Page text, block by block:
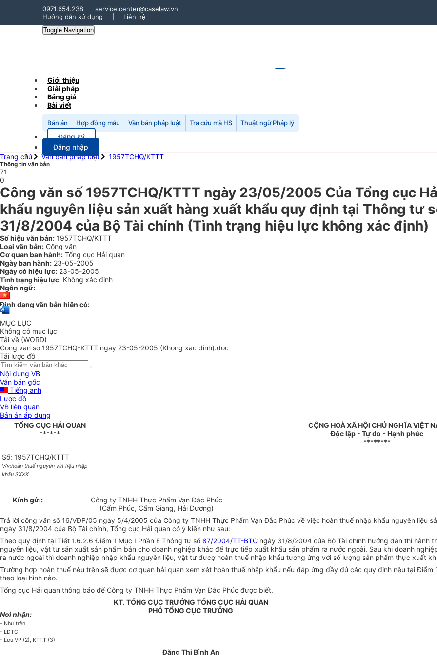
0971.654.238
service.center@caselaw.vn
Hướng dẫn sử dụng
Liên hệ
Toggle Navigation
Giới thiệu
Giải pháp
Bảng giá
Bài viết
Bản án Hợp đồng mẫu Văn bản pháp luật Tra cứu mã HS Thuật ngữ Pháp lý
Đăng ký
Đăng nhập
Trang chủ
Văn bản pháp luật 1957TCHQ/KTTT
Thông tin văn bản
71
0
Công văn số 1957TCHQ/KTTT ngày 23/05/2005 Của Tổng cục
khẩu nguyên liệu sản xuất hàng xuất khẩu quy định tại Thông tư
31/8/2004 của Bộ Tài chính (Tình trạng hiệu lực không xác định)
Số hiệu văn bản: 1957TCHQ/KTTT
Loại văn bản: Công văn
Cơ quan ban hành: Tổng cục Hải quan
Ngày ban hành: 23-05-2005
Ngày có hiệu lực: 23-05-2005
Tình trạng hiệu lực: Không xác định
Ngôn ngữ:
Định dạng văn bản hiện có:
MỤC LỤC
Không có mục lục
Tải về (WORD)
Cong van so 1957TCHQ-KTTT ngay 23-05-2005 (Khong xac dinh).doc
Tải lược đồ
Nội dung VB
Văn bản gốc
Tiếng anh
Lược đồ
VB liên quan
Bản án áp dụng
TỔNG CỤC HẢI QUAN
******
CỘNG HOÀ XÃ HỘI CHỦ NGHĨA VIỆT
Độc lập - Tự do - Hạnh phúc
********
Số: 1957TCHQ/KTTT
V/v:hoàn thuế nguyên vật liệu nhập
khẩu SXXK
Kính gửi:
Công ty TNHH Thực Phẩm Vạn Đắc Phúc
(Cẩm Phúc, Cẩm Giang, Hải Dương)
Trả lời công văn số 16/VĐP/05 ngày 5/4/2005 của Công ty TNHH Thực Phẩm Vạn Đắc Phúc về việc hoàn thuế nhập khẩu nguyên liệu
ngày 31/8/2004 của Bộ Tài chính, Tổng cục Hải quan có ý kiến như sau:
Theo quy định tại Tiết 1.6.2.6 Điểm 1 Mục I Phần E Thông tư số87/2004/TT-BTC ngày 31/8/2004 của Bộ Tài chính hướng dẫn thi hành
nguyên liệu, vật tư sản xuất sản phẩm bán cho doanh nghiệp khác để trực tiếp xuất khẩu sản phẩm ra nước ngoài. Sau khi doanh
ra nước ngoài thì doanh nghiệp nhập khẩu nguyên liệu, vật tư đưcợ hoàn thuế nhập khẩu tương ứng với số lượng sản phẩm thực xuất
Trường hợp hoàn thuế nêu trên sẽ được cơ quan hải quan xem xét hoàn thuế nhập khẩu nếu đáp ứng đầy đủ các quy định nêu tại
theo loại hình nào.
Tổng cục Hải quan thông báo để Công ty TNHH Thực Phẩm Vạn Đắc Phúc được biết.
Nơi nhận:
- Như trên
- LĐTC
- Lưu VP (2), KTTT (3)
KT. TỔNG CỤC TRƯỞNG TỔNG CỤC HẢI QUAN
PHÓ TỔNG CỤC TRƯỞNG
Đặng Thị Bình An